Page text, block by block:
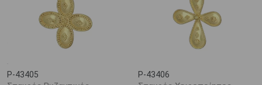
P-43405 P-43406